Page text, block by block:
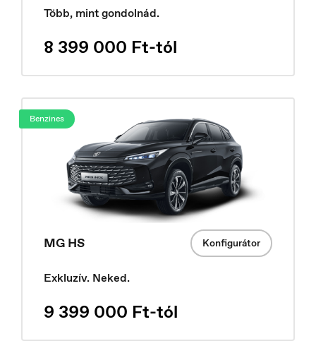
Español
Több, mint gondolnád.
8 399 000 Ft-tól
Benzines
MG HS Konfigurátor
Exkluzív. Neked.
9 399 000 Ft-tól